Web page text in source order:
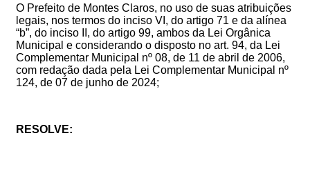
O Prefeito de Montes Claros, no uso de suas atribuições
legais, nos termos do inciso VI, do artigo 71 e da alínea
“b”, do inciso II, do artigo 99, ambos da Lei Orgânica
Municipal e considerando o disposto no art. 94, da Lei
Complementar Municipal nº 08, de 11 de abril de 2006,
com redação dada pela Lei Complementar Municipal nº
124, de 07 de junho de 2024;
RESOLVE: